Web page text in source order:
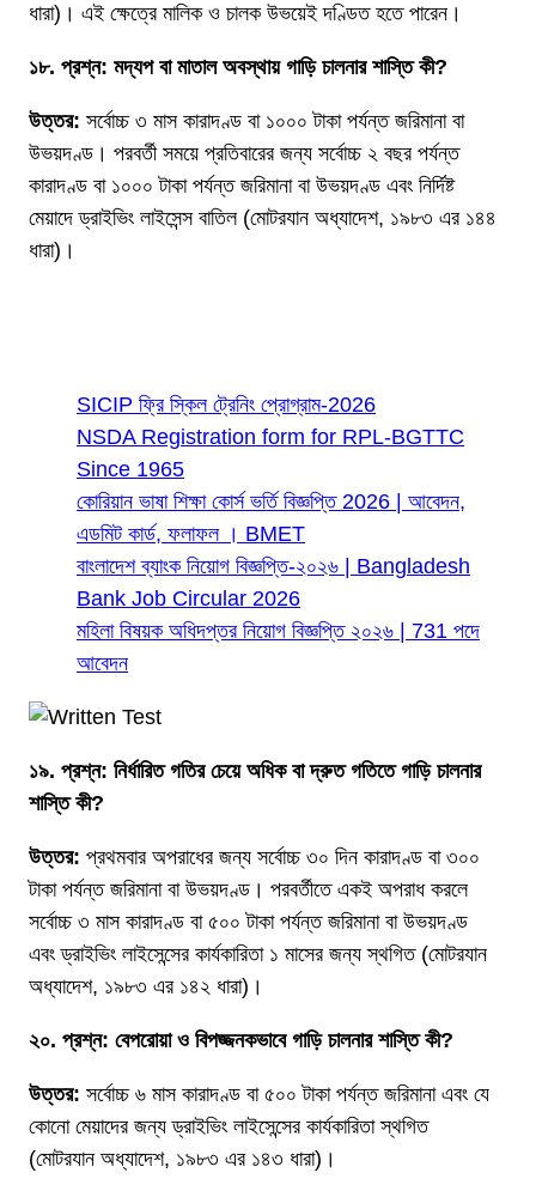
ধারা)। এই ক্ষেত্রে মালিক ও চালক উভয়েই দণ্ডিত হতে পারেন।
১৮. প্রশ্ন: মদ্যপ বা মাতাল অবস্থায় গাড়ি চালনার শাস্তি কী?
উত্তর: সর্বোচ্চ ৩ মাস কারাদণ্ড বা ১০০০ টাকা পর্যন্ত জরিমানা বা
উভয়দণ্ড। পরবর্তী সময়ে প্রতিবারের জন্য সর্বোচ্চ ২ বছর পর্যন্ত
কারাদণ্ড বা ১০০০ টাকা পর্যন্ত জরিমানা বা উভয়দণ্ড এবং নির্দিষ্ট
মেয়াদে ড্রাইভিং লাইসেন্স বাতিল (মোটরযান অধ্যাদেশ, ১৯৮৩ এর ১৪৪
ধারা)।
SICIP ফ্রি স্কিল ট্রেনিং প্রোগ্রাম-2026
NSDA Registration form for RPL-BGTTC
Since 1965
কোরিয়ান ভাষা শিক্ষা কোর্স ভর্তি বিজ্ঞপ্তি 2026 | আবেদন,
এডমিট কার্ড, ফলাফল । BMET
বাংলাদেশ ব্যাংক নিয়োগ বিজ্ঞপ্তি-২০২৬ | Bangladesh
Bank Job Circular 2026
মহিলা বিষয়ক অধিদপ্তর নিয়োগ বিজ্ঞপ্তি ২০২৬ | 731 পদে
আবেদন
১৯. প্রশ্ন: নির্ধারিত গতির চেয়ে অধিক বা দ্রুত গতিতে গাড়ি চালনার
শাস্তি কী?
উত্তর: প্রথমবার অপরাধের জন্য সর্বোচ্চ ৩০ দিন কারাদণ্ড বা ৩০০
টাকা পর্যন্ত জরিমানা বা উভয়দণ্ড। পরবর্তীতে একই অপরাধ করলে
সর্বোচ্চ ৩ মাস কারাদণ্ড বা ৫০০ টাকা পর্যন্ত জরিমানা বা উভয়দণ্ড
এবং ড্রাইভিং লাইসেন্সের কার্যকারিতা ১ মাসের জন্য স্থগিত (মোটরযান
অধ্যাদেশ, ১৯৮৩ এর ১৪২ ধারা)।
২০. প্রশ্ন: বেপরোয়া ও বিপজ্জনকভাবে গাড়ি চালনার শাস্তি কী?
উত্তর: সর্বোচ্চ ৬ মাস কারাদণ্ড বা ৫০০ টাকা পর্যন্ত জরিমানা এবং যে
কোনো মেয়াদের জন্য ড্রাইভিং লাইসেন্সের কার্যকারিতা স্থগিত
(মোটরযান অধ্যাদেশ, ১৯৮৩ এর ১৪৩ ধারা)।